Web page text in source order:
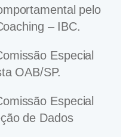
pelo
– IBC.
Especial
OAB/SP.
Especial
de Dados